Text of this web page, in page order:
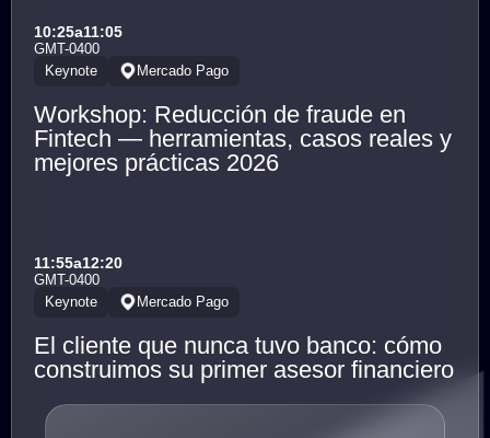
10:25a11:05
GMT-0400
Keynote
Mercado Pago
Workshop: Reducción de fraude en
Fintech — herramientas, casos reales y
mejores prácticas 2026
11:55a12:20
GMT-0400
Keynote
Mercado Pago
El cliente que nunca tuvo banco: cómo
construimos su primer asesor financiero